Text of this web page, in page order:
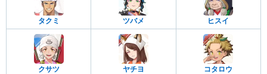
タクミ ツバメ ヒスイ
クサツ ヤチヨ コタロウ